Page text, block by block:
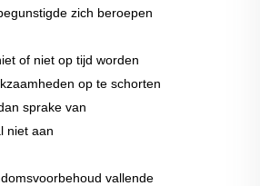
zich beroepen
of niet op tijd worden
op te schorten
sprake van
niet aan
vallende